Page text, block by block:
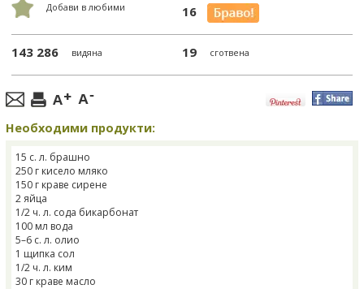
Добави в любими 16
143 286 видяна 19 сготвена
Необходими продукти:
15 с. л. брашно
250 г кисело мляко
150 г краве сирене
2 яйца
1/2 ч. л. сода бикарбонат
100 мл вода
5–6 с. л. олио
1 щипка сол
1/2 ч. л. ким
30 г краве масло